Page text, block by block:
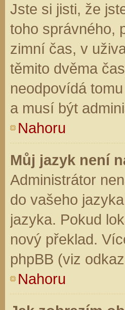
Jste si jisti, že
toho správného,
zimní čas, v
těmito dvěma
neodpovídá
a musí být
Nahoru
Můj jazyk není
Administrátor
do vašeho
jazyka. Pokud
nový překlad.
phpBB (viz
Nahoru